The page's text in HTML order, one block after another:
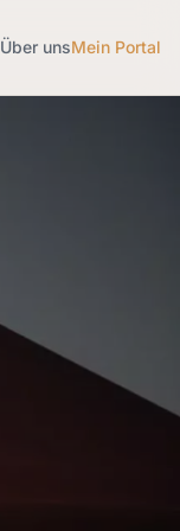
Über unsMein Portal